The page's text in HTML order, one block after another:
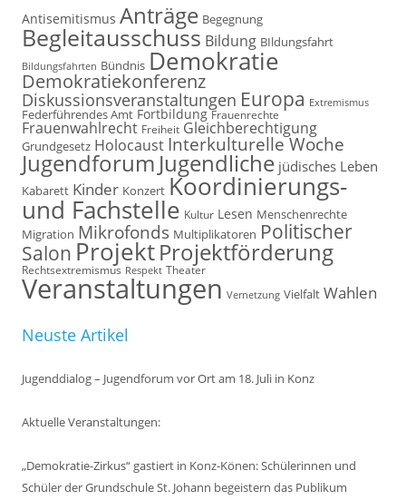
Antisemitismus Anträge Begegnung
Begleitausschuss Bildung BIldungsfahrt
Bildungsfahrten Bündnis Demokratie
Demokratiekonferenz
Diskussionsveranstaltungen Europa Extremismus
Federführendes Amt Fortbildung Frauenrechte
Frauenwahlrecht Freiheit Gleichberechtigung
Grundgesetz Holocaust Interkulturelle Woche
Jugendforum Jugendliche jüdisches Leben
Kabarett Kinder Konzert Koordinierungs-
und Fachstelle Kultur Lesen Menschenrechte
Migration Mikrofonds Multiplikatoren Politischer
Salon ProjektProjektförderung
Rechtsextremismus Respekt Theater
Veranstaltungen Vernetzung Vielfalt Wahlen
Neuste Artikel
Jugenddialog – Jugendforum vor Ort am 18. Juli in Konz
Aktuelle Veranstaltungen:
„Demokratie-Zirkus“ gastiert in Konz-Könen: Schülerinnen und
Schüler der Grundschule St. Johann begeistern das Publikum